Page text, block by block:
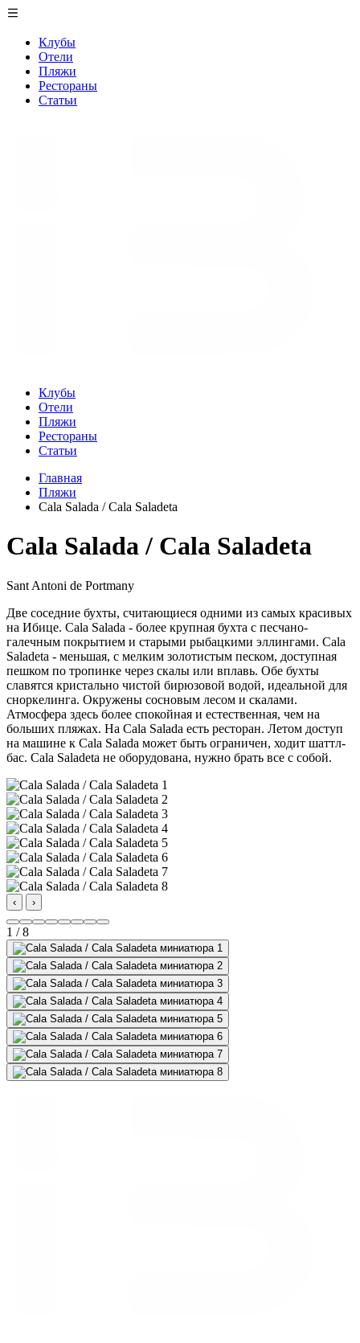
Клубы
Отели
Пляжи
Рестораны
Статьи
Клубы
Отели
Пляжи
Рестораны
Статьи
Главная
Пляжи
Cala Salada / Cala Saladeta
Cala Salada / Cala Saladeta
Sant Antoni de Portmany
Две соседние бухты, считающиеся одними из самых красивых
на Ибице. Cala Salada - более крупная бухта с песчано-
галечным покрытием и старыми рыбацкими эллингами. Cala
Saladeta - меньшая, с мелким золотистым песком, доступная
пешком по тропинке через скалы или вплавь. Обе бухты
славятся кристально чистой бирюзовой водой, идеальной для
сноркелинга. Окружены сосновым лесом и скалами.
Атмосфера здесь более спокойная и естественная, чем на
больших пляжах. На Cala Salada есть ресторан. Летом доступ
на машине к Cala Salada может быть ограничен, ходит шаттл-
бас. Cala Saladeta не оборудована, нужно брать все с собой.
‹ ›
1 / 8